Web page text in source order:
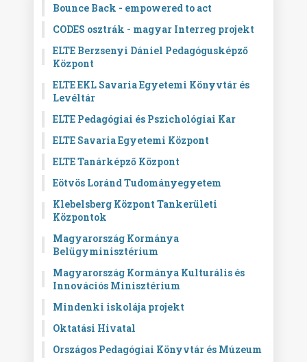
Bounce Back - empowered to act
CODES osztrák - magyar Interreg projekt
ELTE Berzsenyi Dániel Pedagógusképző
Központ
ELTE EKL Savaria Egyetemi Könyvtár és
Levéltár
ELTE Pedagógiai és Pszichológiai Kar
ELTE Savaria Egyetemi Központ
ELTE Tanárképző Központ
Eötvös Loránd Tudományegyetem
Klebelsberg Központ Tankerületi
Központok
Magyarország Kormánya
Belügyminisztérium
Magyarország Kormánya Kulturális és
Innovációs Minisztérium
Mindenki iskolája projekt
Oktatási Hivatal
Országos Pedagógiai Könyvtár és Múzeum